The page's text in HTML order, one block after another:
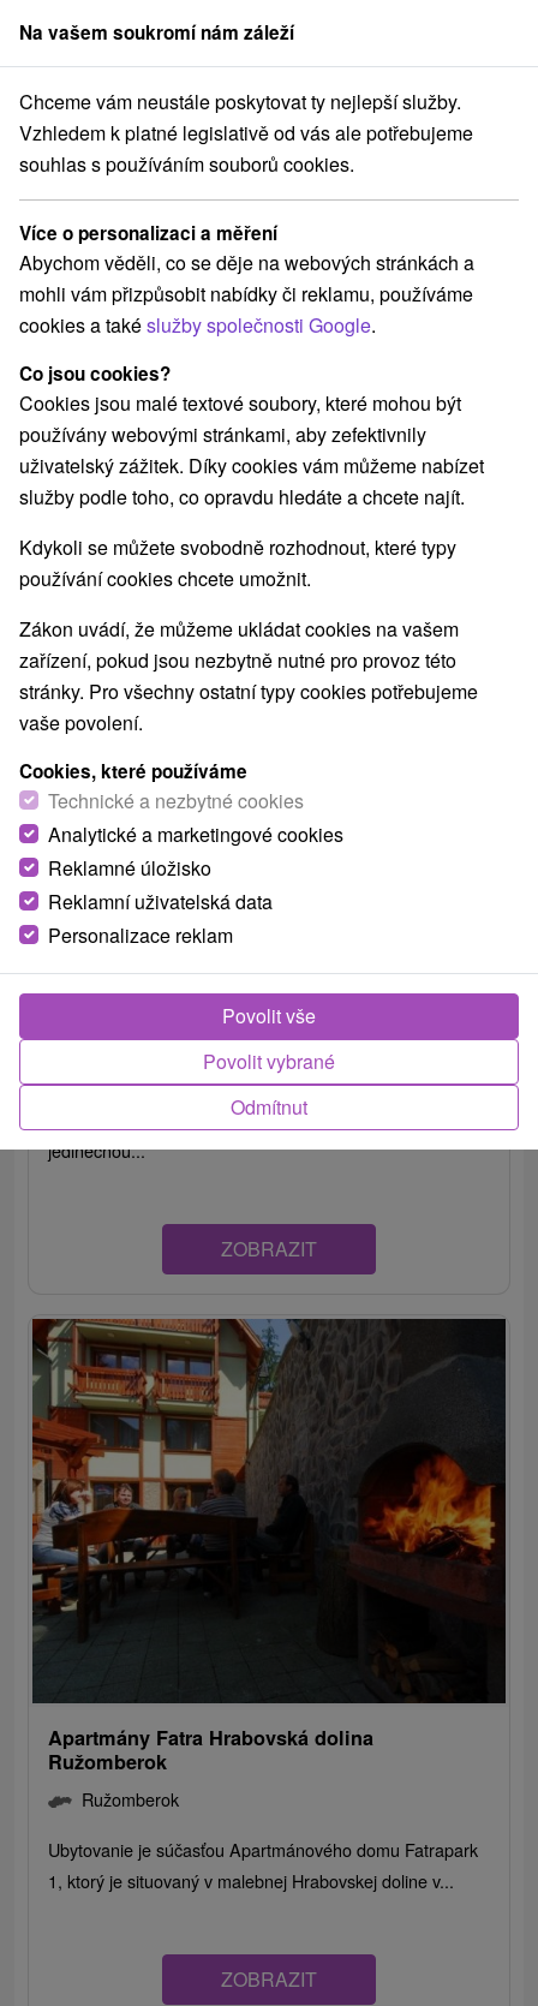
člen skupinySorger
na Slovensku Stredné Slovensko Žilinský kraj Ružomberok
Ubytování Ružomberok
Kategorie
Všechny kategorie
Hotely na Slovensku (1)
Apartmány(8) Chaty na prenájom(23) Drevenice
Penzióny Priváty
Vyberte lokalitu nebo termín
VŠECHNY TOP - NEJPRODÁVANĚJŠÍ NEJLEVNĚJŠÍ
Chata Smiech Ružomberok
Ružomberok
Chata v krásnom horskom prostredí Veľkej Fatry,
neďaleko cyklotrasy vedúcej do mesta Ružomberok, s
jedinečnou...
ZOBRAZIT
Apartmány Fatra Hrabovská dolina
Ružomberok
Ružomberok
Ubytovanie je súčasťou Apartmánového domu Fatrapark
1, ktorý je situovaný v malebnej Hrabovskej doline v...
ZOBRAZIT
Na vašem soukromí nám záleží
Chceme vám neustále poskytovat ty nejlepší služby.
Vzhledem k platné legislativě od vás ale potřebujeme
souhlas s používáním souborů cookies.
Více o personalizaci a měření
Abychom věděli, co se děje na webových stránkách a
mohli vám přizpůsobit nabídky či reklamu, používáme
cookies a takéslužby společnosti Google.
Co jsou cookies?
Cookies jsou malé textové soubory, které mohou být
používány webovými stránkami, aby zefektivnily
uživatelský zážitek. Díky cookies vám můžeme nabízet
služby podle toho, co opravdu hledáte a chcete najít.
Kdykoli se můžete svobodně rozhodnout, které typy
používání cookies chcete umožnit.
Zákon uvádí, že můžeme ukládat cookies na vašem
zařízení, pokud jsou nezbytně nutné pro provoz této
stránky. Pro všechny ostatní typy cookies potřebujeme
vaše povolení.
Cookies, které používáme
Technické a nezbytné cookies
Analytické a marketingové cookies
Reklamné úložisko
Reklamní uživatelská data
Personalizace reklam
Odmítnut
Povolit vybrané
Povolit vše